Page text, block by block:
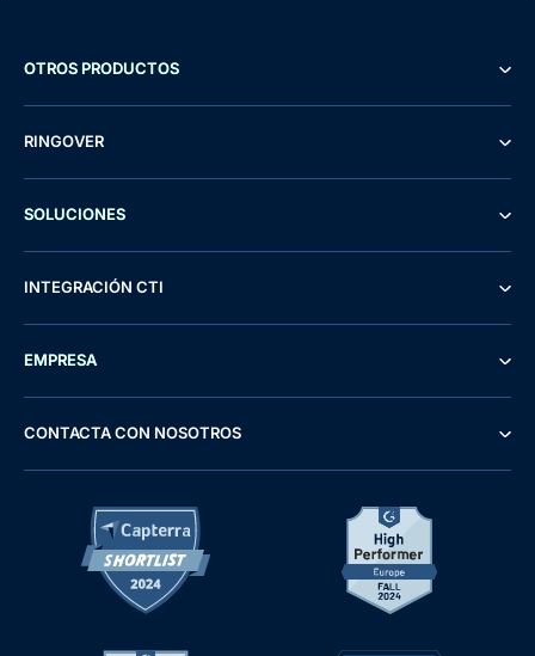
OTROS PRODUCTOS
RINGOVER
SOLUCIONES
INTEGRACIÓN CTI
EMPRESA
CONTACTA CON NOSOTROS